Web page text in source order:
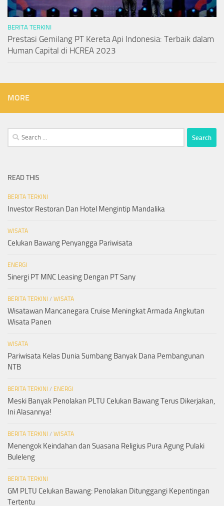
BERITA TERKINI
Prestasi Gemilang PT Kereta Api Indonesia: Terbaik dalam
Human Capital di HCREA 2023
MORE
Search
for:
READ THIS
BERITA TERKINI
Investor Restoran Dan Hotel Mengintip Mandalika
WISATA
Celukan Bawang Penyangga Pariwisata
ENERGI
Sinergi PT MNC Leasing Dengan PT Sany
BERITA TERKINI / WISATA
Wisatawan Mancanegara Cruise Meningkat Armada Angkutan
Wisata Panen
WISATA
Pariwisata Kelas Dunia Sumbang Banyak Dana Pembangunan
NTB
BERITA TERKINI / ENERGI
Meski Banyak Penolakan PLTU Celukan Bawang Terus Dikerjakan,
Ini Alasannya!
BERITA TERKINI / WISATA
Menengok Keindahan dan Suasana Religius Pura Agung Pulaki
Buleleng
BERITA TERKINI
GM PLTU Celukan Bawang: Penolakan Ditunggangi Kepentingan
Tertentu